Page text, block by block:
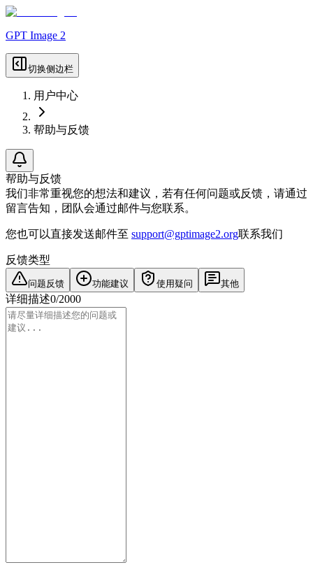
GPT Image 2
切换侧边栏
用户中心
帮助与反馈
帮助与反馈
我们非常重视您的想法和建议，若有任何问题或反馈，请通过
留言告知，团队会通过邮件与您联系。
您也可以直接发送邮件至 support@gptimage2.org联系我们
反馈类型
问题反馈 功能建议 使用疑问 其他
详细描述0/2000